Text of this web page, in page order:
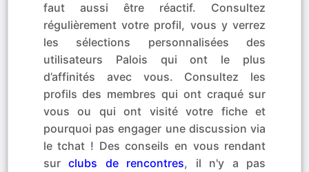
faut aussi être réactif. Consultez
régulièrement votre profil, vous y verrez
les sélections personnalisées des
utilisateurs Palois qui ont le plus
d’affinités avec vous. Consultez les
profils des membres qui ont craqué sur
vous ou qui ont visité votre fiche et
pourquoi pas engager une discussion via
le tchat ! Des conseils en vous rendant
surclubs de rencontres, il n'y a pas